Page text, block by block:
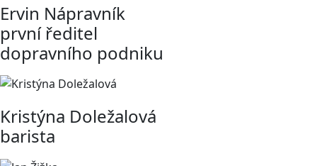
Ervin Nápravník
první ředitel
dopravního podniku
Kristýna Doležalová
barista